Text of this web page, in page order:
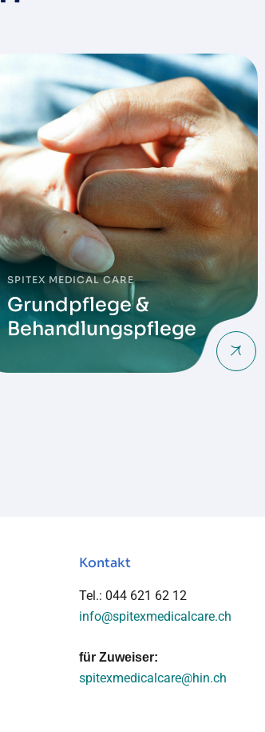
SPITEX MEDICAL CARE
Grundpflege &
Behandlungspflege
Kontakt
Tel.: 044 621 62 12
info@spitexmedicalcare.ch
für Zuweiser:
spitexmedicalcare@hin.ch